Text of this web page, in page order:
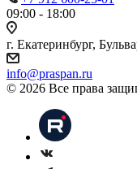
09:00 - 18:00
г. Екатеринбург,
info@praspan.ru
© 2026 Все права